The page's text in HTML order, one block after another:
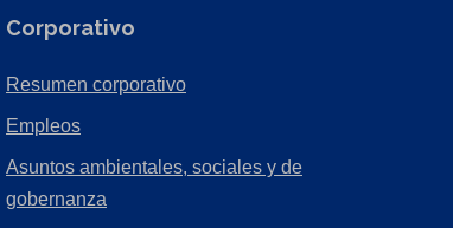
Corporativo
Resumen corporativo(Opens
new
Empleos(Opens
Asuntos ambientales, sociales y de
gobernanza